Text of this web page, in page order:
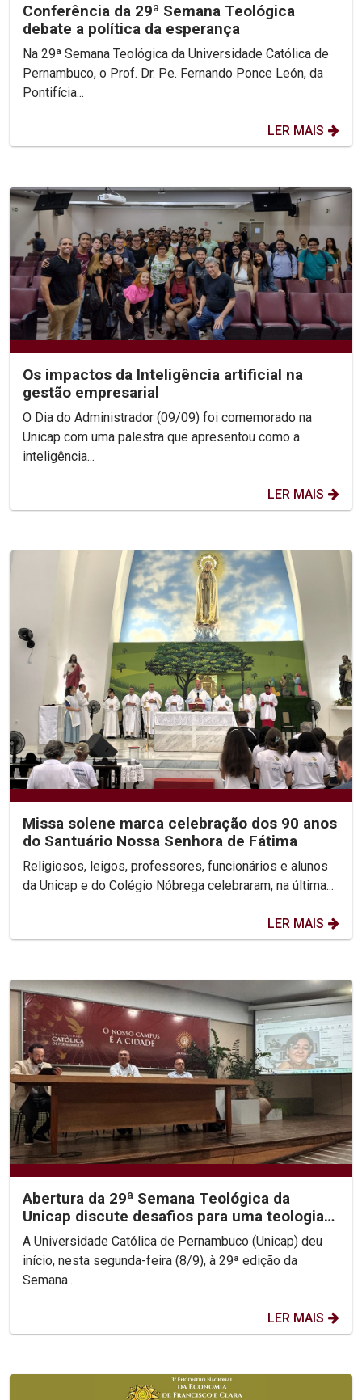
Conferência da 29ª Semana Teológica
debate a política da esperança
Na 29ª Semana Teológica da Universidade Católica de
Pernambuco, o Prof. Dr. Pe. Fernando Ponce León, da
Pontifícia...
LER MAIS
Os impactos da Inteligência artificial na
gestão empresarial
O Dia do Administrador (09/09) foi comemorado na
Unicap com uma palestra que apresentou como a
inteligência...
LER MAIS
Missa solene marca celebração dos 90 anos
do Santuário Nossa Senhora de Fátima
Religiosos, leigos, professores, funcionários e alunos
da Unicap e do Colégio Nóbrega celebraram, na última...
LER MAIS
Abertura da 29ª Semana Teológica da
Unicap discute desafios para uma teologia
contemporânea
A Universidade Católica de Pernambuco (Unicap) deu
início, nesta segunda-feira (8/9), à 29ª edição da
Semana...
LER MAIS